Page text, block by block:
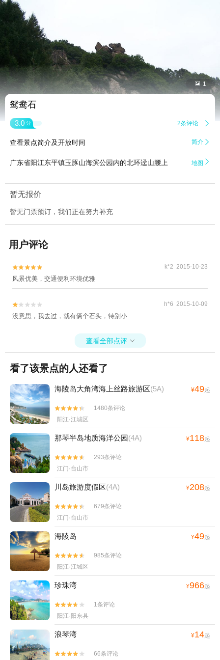
 1
鸳鸯石
3.0 分 2条评论 
查看景点简介及开放时间 简介 
广东省阳江东平镇玉豚山海滨公园内的北环迳山腰上 地图 
暂无报价
暂无门票预订，我们正在努力补充
用户评论

 k*2 2015-10-23
风景优美，交通便利环境优雅

 h*6 2015-10-09
没意思，我去过，就有俩个石头，特别小
查看全部点评 
看了该景点的人还看了
海陵岛大角湾海上丝路旅游区(5A) ¥49起


1480条评论
阳江·江城区
那琴半岛地质海洋公园(4A) ¥118起


293条评论
江门·台山市
川岛旅游度假区(4A) ¥208起


679条评论
江门·台山市
海陵岛 ¥49起


985条评论
阳江·江城区
珍珠湾 ¥966起


1条评论
阳江·阳东县
浪琴湾 ¥14起

 66条评论